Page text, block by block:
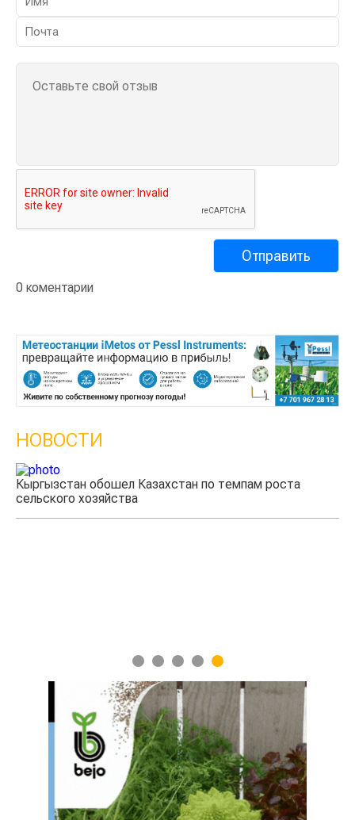
0 коментарии
НОВОСТИ
Кыргызстан обошел Казахстан по темпам роста
сельского хозяйства
1 2 3 4 5